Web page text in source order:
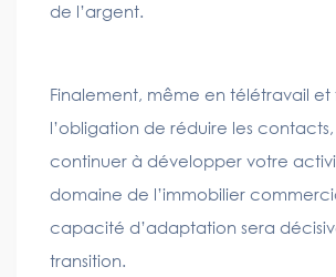
de l’argent.
Finalement, même en télétravail
l’obligation de réduire les
continuer à développer votre
domaine de l’immobilier
capacité d’adaptation sera
transition.